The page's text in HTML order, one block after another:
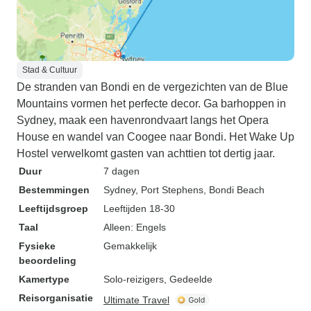
Stad & Cultuur
De stranden van Bondi en de vergezichten van de Blue
Mountains vormen het perfecte decor. Ga barhoppen in
Sydney, maak een havenrondvaart langs het Opera
House en wandel van Coogee naar Bondi. Het Wake Up
Hostel verwelkomt gasten van achttien tot dertig jaar.
Duur
7 dagen
Bestemmingen
Sydney, Port Stephens , Bondi Beach
Leeftijdsgroep
Leeftijden 18-30
Taal
Alleen: Engels
Fysieke
beoordeling
Gemakkelijk
Kamertype
Solo-reizigers, Gedeelde
Reisorganisatie
Ultimate Travel